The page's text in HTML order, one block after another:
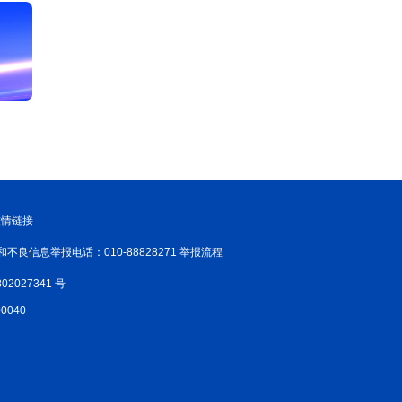
链接
不良信息举报电话：010-88828271 举报流程
号